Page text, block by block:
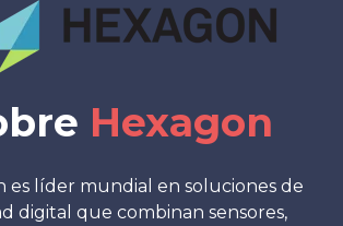
Hexagon
es líder mundial en soluciones de
digital que combinan sensores,